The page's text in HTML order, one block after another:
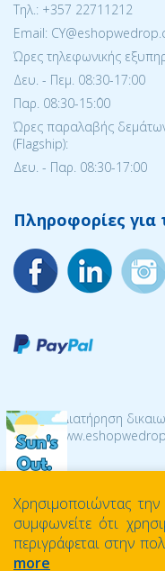
Tηλ.: +357 22711212
Email:
Ώρες τηλεφωνικής
Δευ. - Πεμ. 08:30-17:00
Παρ. 08:30-15:΄00
Ώρες παραλαβής
(Flagship):
Δευ. - Παρ. 08:30-17:00
Πληροφορίες για
© 2026 Διατήρηση
https://
Χρησιμοποιώντας
συμφωνείτε ότι
περιγράφεται στην
more